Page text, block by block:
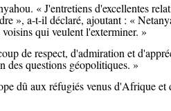
« J'entretiens d'excellentes
», a-t-il déclaré, ajoutant : «
qui veulent l'exterminer. »
de respect, d'admiration et
des questions géopolitiques. »
dû aux réfugiés venus d'Afrique et